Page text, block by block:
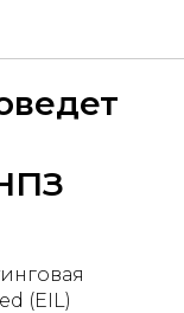
(EIL)